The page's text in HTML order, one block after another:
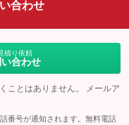
合わせ
積り依頼
合わせ
ことはありません。 メールア
番号が通知されます。無料電話